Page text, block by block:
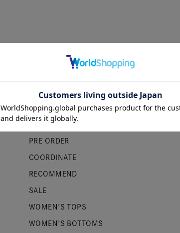
カテゴリー
NEW ITEMS
PRE ORDER
COORDINATE
RECOMMEND
SALE
WOMEN'S TOPS
WOMEN'S BOTTOMS